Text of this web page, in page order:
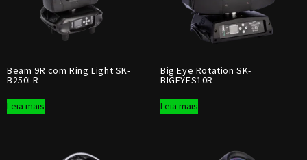
Beam 9R com Ring Light SK-
B250LR
Leia mais
Big Eye Rotation SK-
BIGEYES10R
Leia mais